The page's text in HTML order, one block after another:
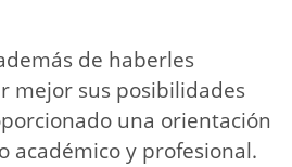
de haberles
mejor sus posibilidades
una orientación
académico y profesional.